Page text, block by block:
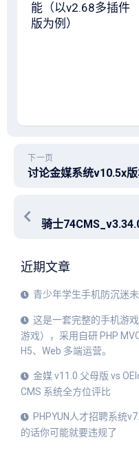
能（以v2.68多插件
版为例）
下一页
近期文章
青少年学生手机防沉迷
这是一套完整的手机游
游戏），采用自研 PHP
H5、Web 多端运营。
金媒 v11.0 父母版 vs
CMS 系统全方位评比
PHPYUN人才招聘系统
的话你可能就要违规了